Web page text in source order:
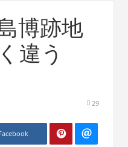
博跡地
違う
29